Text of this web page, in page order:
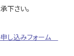
下さい。
し込みフォーム